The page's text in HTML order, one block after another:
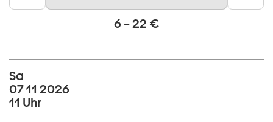
6 – 22 €
Sa
07 11 2026
11 Uhr